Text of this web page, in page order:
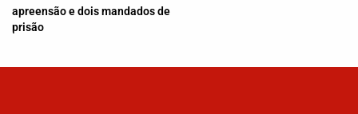
apreensão e dois mandados de
prisão